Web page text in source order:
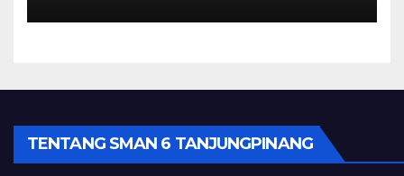
TENTANG SMAN 6 TANJUNGPINANG